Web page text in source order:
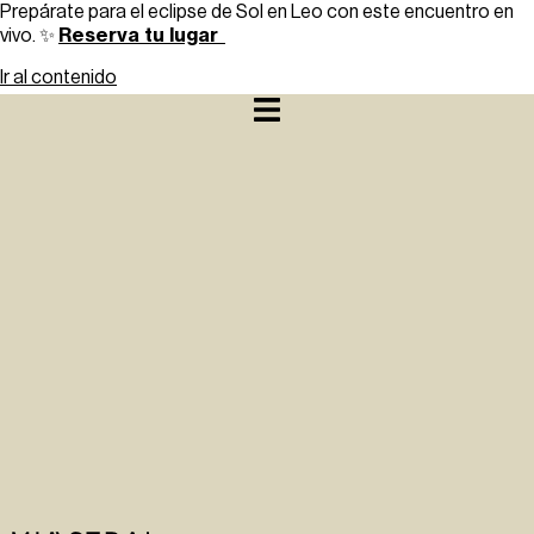
Prepárate para el eclipse de Sol en Leo con este encuentro en
vivo. ✨ Reserva tu lugar
Ir al contenido